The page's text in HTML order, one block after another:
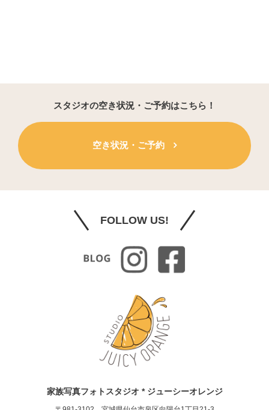
スタジオの空き状況・ご予約はこちら！
空き状況・ご予約
FOLLOW US!
家族写真フォトスタジオ * ジューシーオレンジ